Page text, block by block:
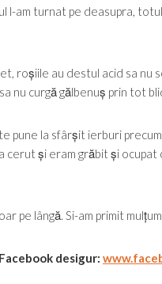
l-am turnat pe deasupra,
roșiile au destul acid sa nu
nu curgă gălbenuș prin tot
pune la sfârșit ierburi
cerut și eram grăbit și
pe lângă. Si-am primit
desigur: